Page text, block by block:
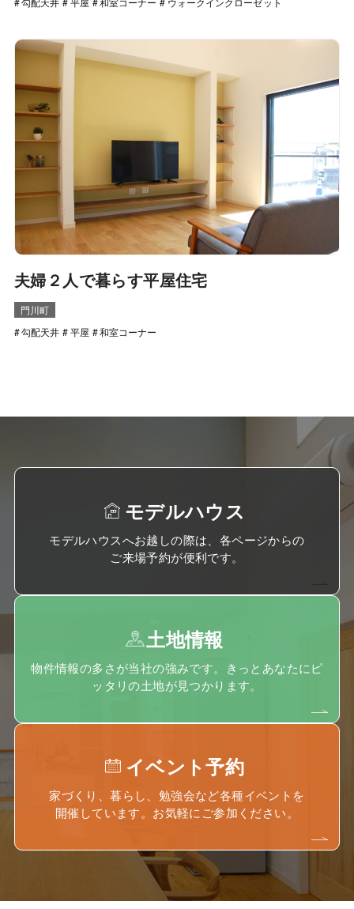
夫婦２人で暮らす平屋住宅
門川町
勾配天井
平屋 和室コーナー
モデルハウス
モデルハウスへお越しの際は、各ページからの
ご来場予約が便利です。
土地情報
物件情報の多さが当社の強みです。きっとあなたにピ
ッタリの土地が見つかります。
イベント予約
家づくり、暮らし、勉強会など各種イベントを
開催しています。お気軽にご参加ください。